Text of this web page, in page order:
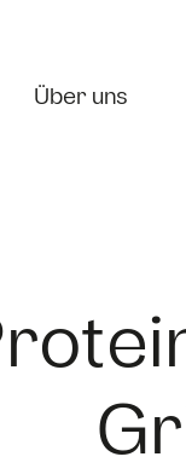
Über uns